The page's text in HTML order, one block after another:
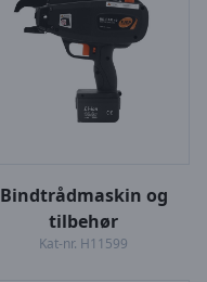
Bindtrådmaskin og
tilbehør
Kat-nr. H11599